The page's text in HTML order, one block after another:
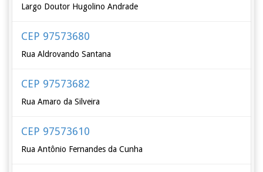
Largo Doutor Hugolino Andrade
CEP 97573680
Rua Aldrovando Santana
CEP 97573682
Rua Amaro da Silveira
CEP 97573610
Rua Antônio Fernandes da Cunha